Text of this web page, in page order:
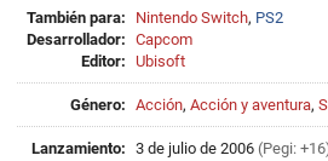
También para: Nintendo Switch, PS2
Desarrollador: Capcom
Editor: Ubisoft
Género: Acción, Acción y aventura,
Lanzamiento: 3 de julio de 2006 (Pegi: